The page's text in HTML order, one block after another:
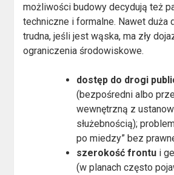
możliwości budowy decydują też
techniczne i formalne. Nawet duża
trudna, jeśli jest wąska, ma zły
ograniczenia środowiskowe.
dostęp do drogi
(bezpośredni albo
wewnętrzną z
służebnością);
po miedzy” bez
szerokość frontu i
(w planach często